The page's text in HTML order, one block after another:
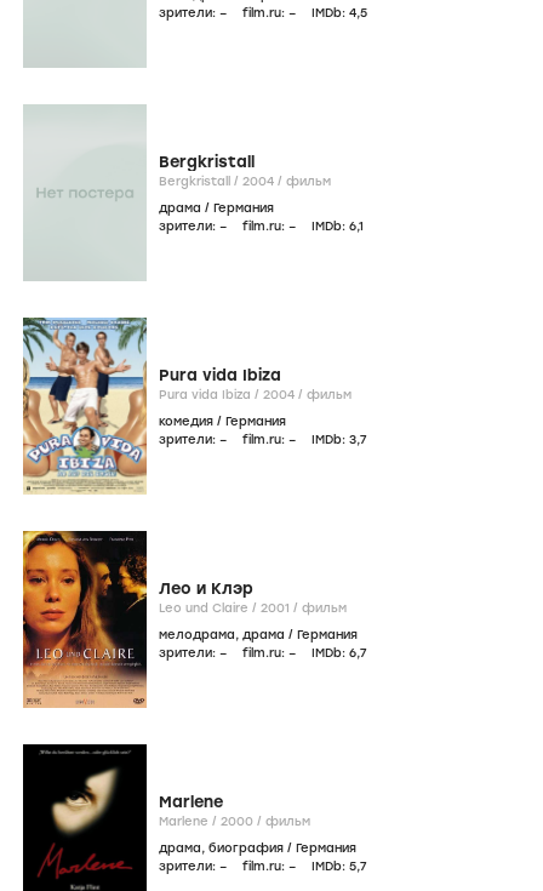
зрители: – film.ru: – IMDb: 4,5
Bergkristall
Bergkristall / 2004 / фильм
драма / Германия
зрители: – film.ru: – IMDb: 6,1
Pura vida Ibiza
Pura vida Ibiza / 2004 / фильм
комедия / Германия
зрители: – film.ru: – IMDb: 3,7
Лео и Клэр
Leo und Claire / 2001 / фильм
мелодрама, драма / Германия
зрители: – film.ru: – IMDb: 6,7
Marlene
Marlene / 2000 / фильм
драма, биография / Германия
зрители: – film.ru: – IMDb: 5,7